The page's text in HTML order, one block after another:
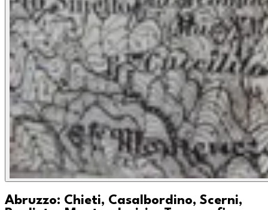
Abruzzo: Chieti, Casalbordino, Scerni,